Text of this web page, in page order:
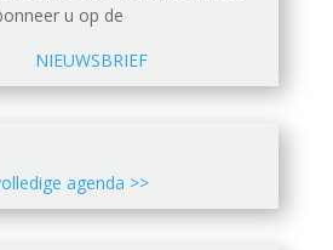
u op de
NIEUWSBRIEF
agenda >>